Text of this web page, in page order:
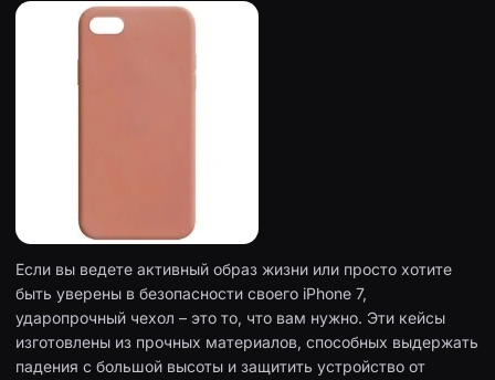
Если вы ведете активный образ жизни или просто хотите
быть уверены в безопасности своего iPhone 7,
ударопрочный чехол – это то, что вам нужно. Эти кейсы
изготовлены из прочных материалов, способных выдержать
падения с большой высоты и защитить устройство от